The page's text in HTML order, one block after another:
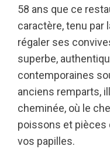
58 ans que ce
caractère, tenu par
régaler ses
superbe,
contemporaines
anciens remparts,
cheminée, où le
poissons et pièces
vos papilles.